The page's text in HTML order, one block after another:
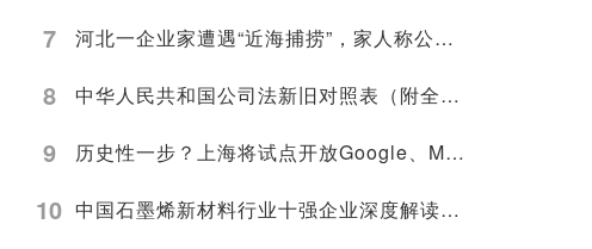
7 河北一企业家遭遇“近海捕捞”，家人称公司账上10.9亿现金惹祸
8 中华人民共和国公司法新旧对照表（附全文）
9 历史性一步？上海将试点开放Google、Meta等国际平台访问！
10 中国石墨烯新材料行业十强企业深度解读（2025）